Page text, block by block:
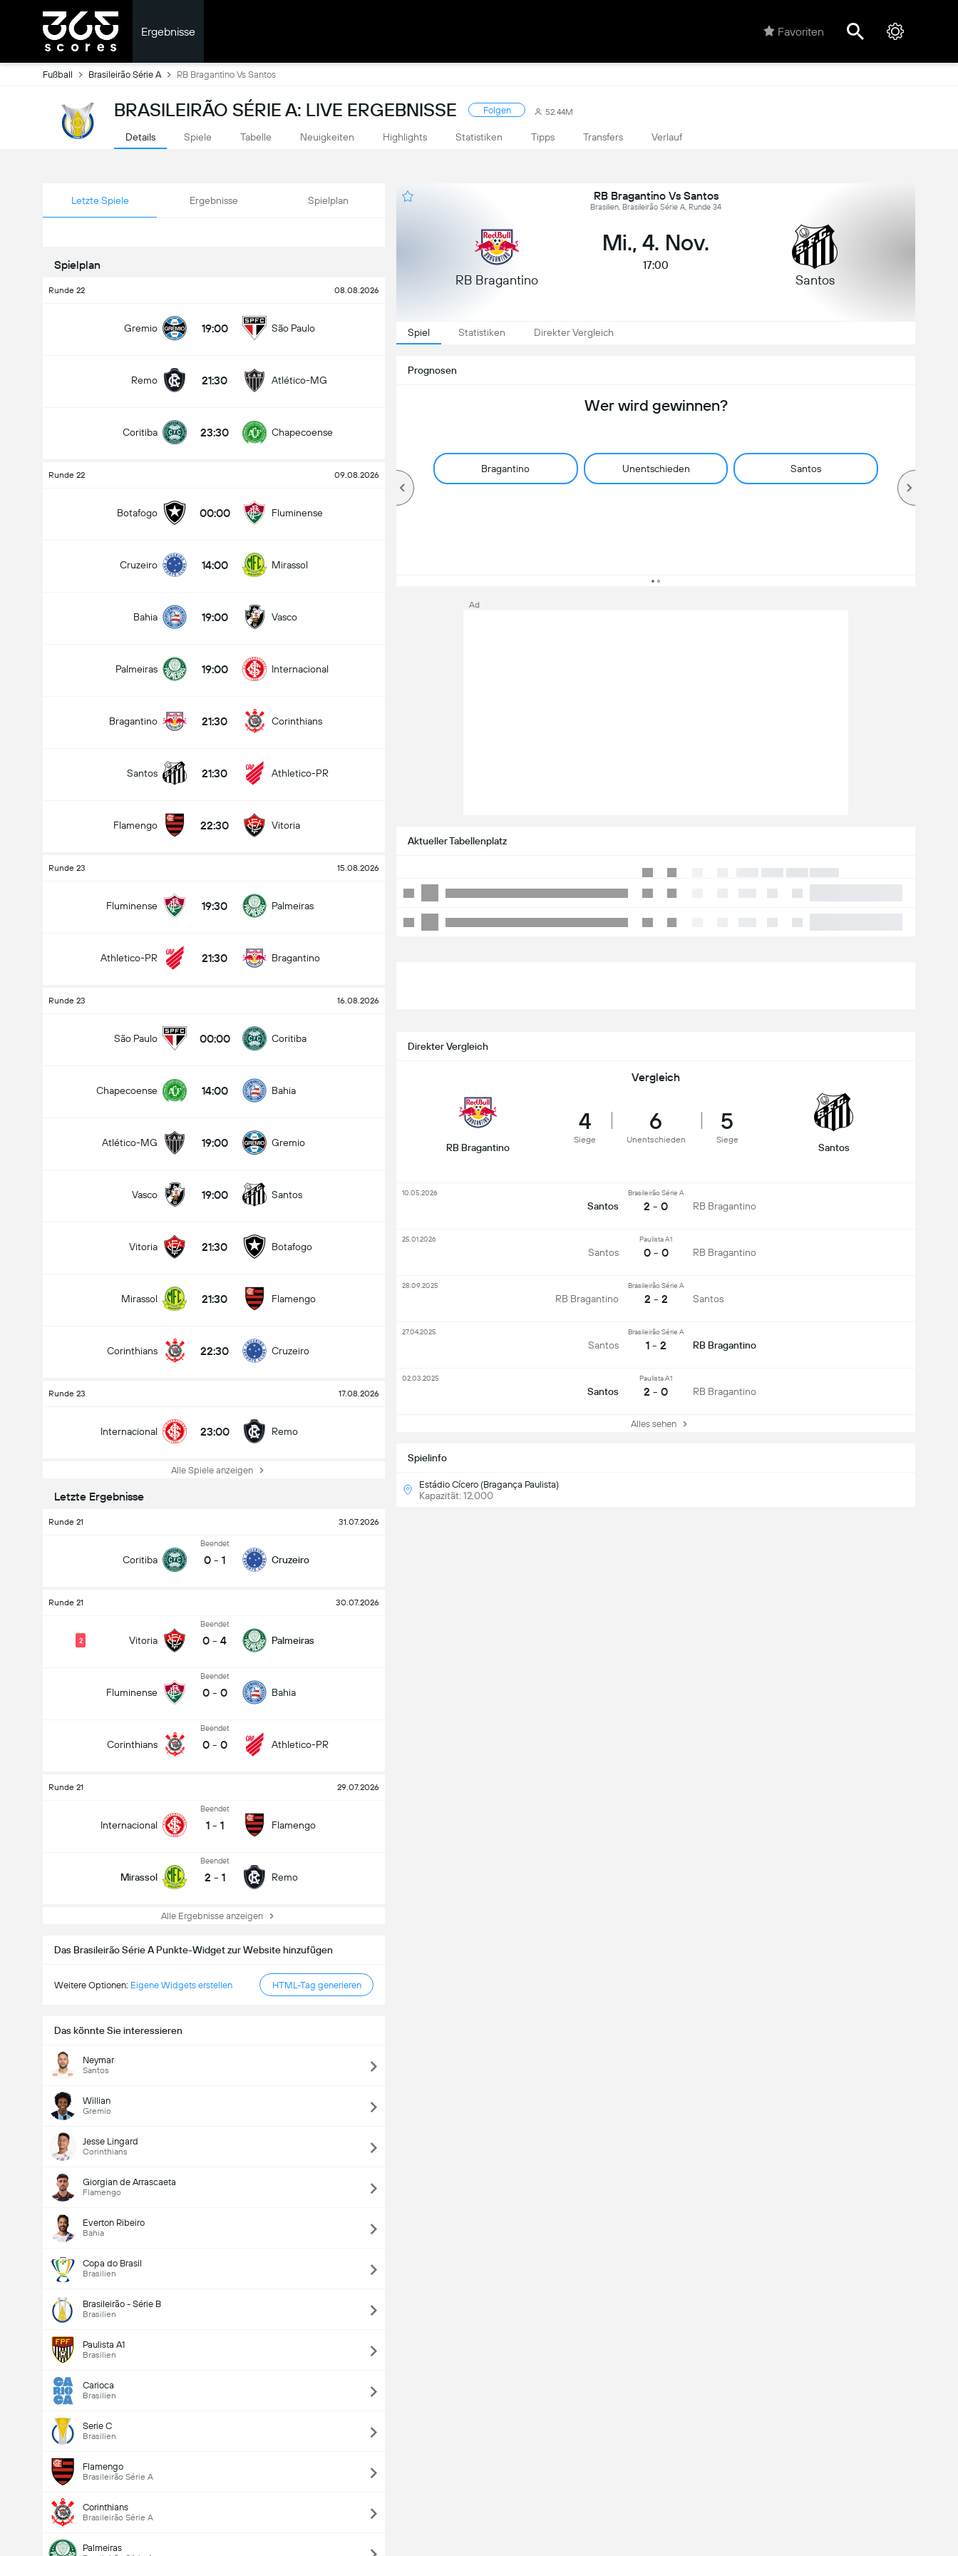
Ergebnisse Favoriten
Fußball Brasileirão Série A RB Bragantino Vs Santos
BRASILEIRÃO SÉRIE A: LIVE ERGEBNISSE Folgen 52.44M
Details Spiele Tabelle Neuigkeiten Highlights Statistiken Tipps Transfers Verlauf
Letzte Spiele Ergebnisse Spielplan
Spielplan
Runde 22 08.08.2026
Gremio 19:00 São Paulo
Remo 21:30 Atlético-MG
Coritiba 23:30 Chapecoense
Runde 22 09.08.2026
Botafogo 00:00 Fluminense
Cruzeiro 14:00 Mirassol
Bahia 19:00 Vasco
Palmeiras 19:00 Internacional
Bragantino 21:30 Corinthians
Santos 21:30 Athletico-PR
Flamengo 22:30 Vitoria
Runde 23 15.08.2026
Fluminense 19:30 Palmeiras
Athletico-PR 21:30 Bragantino
Runde 23 16.08.2026
São Paulo 00:00 Coritiba
Chapecoense 14:00 Bahia
Atlético-MG 19:00 Gremio
Vasco 19:00 Santos
Vitoria 21:30 Botafogo
Mirassol 21:30 Flamengo
Corinthians 22:30 Cruzeiro
Runde 23 17.08.2026
Internacional 23:00 Remo
Alle Spiele anzeigen
Letzte Ergebnisse
Runde 21 31.07.2026
Coritiba
Beendet
0 - 1 Cruzeiro
Runde 21 30.07.2026
Vitoria
2
Beendet
0 - 4 Palmeiras
Fluminense
Beendet
0 - 0 Bahia
Corinthians
Beendet
0 - 0 Athletico-PR
Runde 21 29.07.2026
Internacional
Beendet
1 - 1 Flamengo
Mirassol
Beendet
2 - 1 Remo
Alle Ergebnisse anzeigen
Das Brasileirão Série A Punkte-Widget zur Website hinzufügen
Weitere Optionen: Eigene Widgets erstellen HTML-Tag generieren
Das könnte Sie interessieren
Neymar
Santos
Willian
Gremio
Jesse Lingard
Corinthians
Giorgian de Arrascaeta
Flamengo
Everton Ribeiro
Bahia
Copa do Brasil
Brasilien
Brasileirão - Série B
Brasilien
Paulista A1
Brasilien
Carioca
Brasilien
Serie C
Brasilien
Flamengo
Brasileirão Série A
Corinthians
Brasileirão Série A
Palmeiras
RB Bragantino Vs Santos
Brasilien, Brasileirão Série A, Runde 34
RB Bragantino
Mi., 4. Nov.
17:00
Santos
Spiel Statistiken Direkter Vergleich
Prognosen
Wer wird gewinnen?
Bragantino Unentschieden Santos
Aktueller Tabellenplatz
Spielinfo
Estádio Cícero (Bragança Paulista)
Kapazität: 12,000
Direkter Vergleich
Vergleich
RB Bragantino
4
Siege
6
Unentschieden
5
Siege
Santos
Santos
Brasileirão Série A
2 - 0 RB Bragantino
10.05.2026
Santos
Paulista A1
0 - 0 RB Bragantino
25.01.2026
RB Bragantino
Brasileirão Série A
2 - 2 Santos
28.09.2025
Santos
Brasileirão Série A
1 - 2 RB Bragantino
27.04.2025
Santos
Paulista A1
2 - 0 RB Bragantino
02.03.2025
Alles sehen
Ad